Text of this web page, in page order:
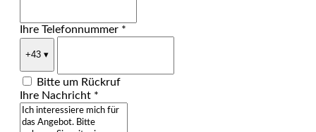
Ihre Telefonnummer *
+43 ▾
Bitte um Rückruf
Ihre Nachricht *